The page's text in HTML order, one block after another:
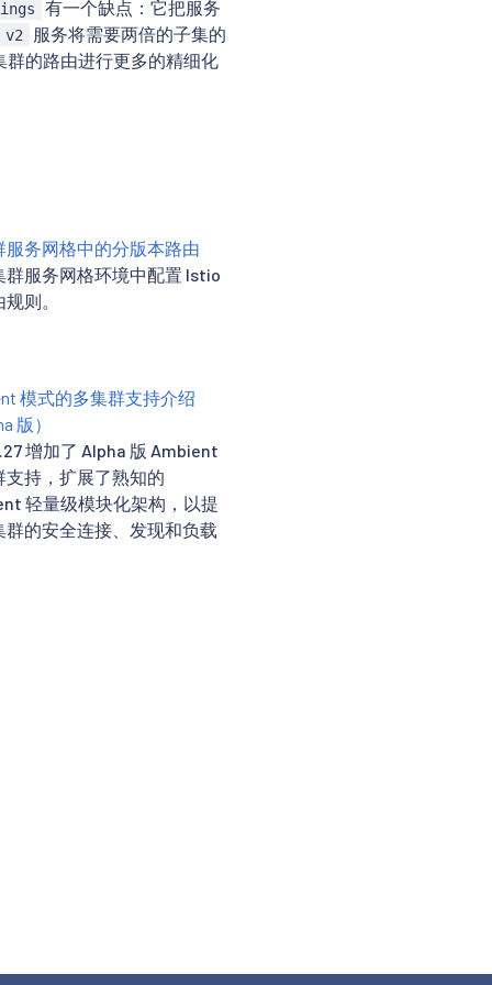
有一个缺点：它把服务
v2
服务将需要两倍的子集的
的路由进行更多的精细化
服务网格中的分版本路由
群服务网格环境中配置 Istio
则。
模式的多集群支持介绍
版）
增加了 Alpha 版 Ambient
支持，扩展了熟知的
轻量级模块化架构，以提
群的安全连接、发现和负载